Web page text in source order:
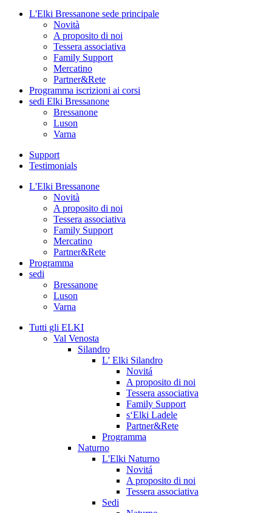
L'Elki Bressanone sede principale
Novità
A proposito di noi
Tessera associativa
Family Support
Mercatino
Partner&Rete
Programma iscrizioni ai corsi
sedi Elki Bressanone
Bressanone
Luson
Varna
Support
Testimonials
L'Elki Bressanone
Novità
A proposito di noi
Tessera associativa
Family Support
Mercatino
Partner&Rete
Programma
sedi
Bressanone
Luson
Varna
Tutti gli ELKI
Val Venosta
Silandro
L' Elki Silandro
Novitá
A proposito di noi
Tessera associativa
Family Support
s‘Elki Ladele
Partner&Rete
Programma
Naturno
L'Elki Naturno
Novitá
A proposito di noi
Tessera associativa
Sedi